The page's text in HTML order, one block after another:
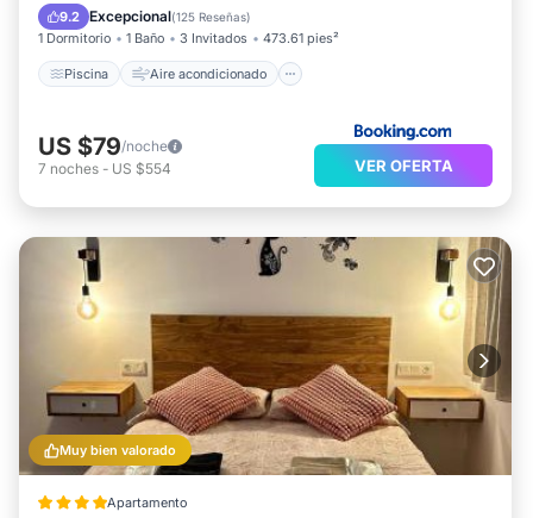
9.2 Excepcional(125 Reseñas)
1 Dormitorio 1 Baño 3 Invitados 473.61 pies²
Piscina Aire acondicionado
Apto para niños
US $79/noche
7 noches - US $554 VER OFERTA
Muy bien valorado
Apartamento